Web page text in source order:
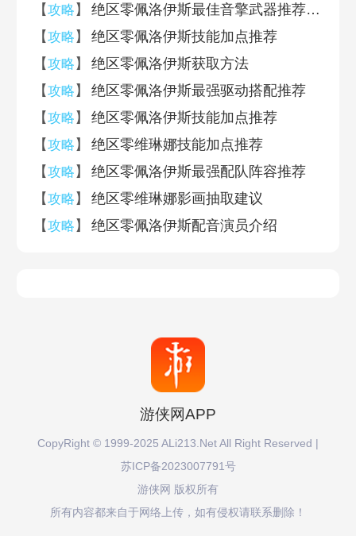
【攻略 】
绝区零佩洛伊斯最佳音擎武器推荐排行
【攻略 】
绝区零佩洛伊斯技能加点推荐
【攻略 】
绝区零佩洛伊斯获取方法
【攻略 】
绝区零佩洛伊斯最强驱动搭配推荐
【攻略 】
绝区零佩洛伊斯技能加点推荐
【攻略 】
绝区零维琳娜技能加点推荐
【攻略 】
绝区零佩洛伊斯最强配队阵容推荐
【攻略 】
绝区零维琳娜影画抽取建议
【攻略 】 绝区零佩洛伊斯配音演员介绍
游侠网APP
CopyRight © 1999-2025 ALi213.Net All Right Reserved |
苏ICP备2023007791号
游侠网 版权所有
所有内容都来自于网络上传，如有侵权请联系删除！